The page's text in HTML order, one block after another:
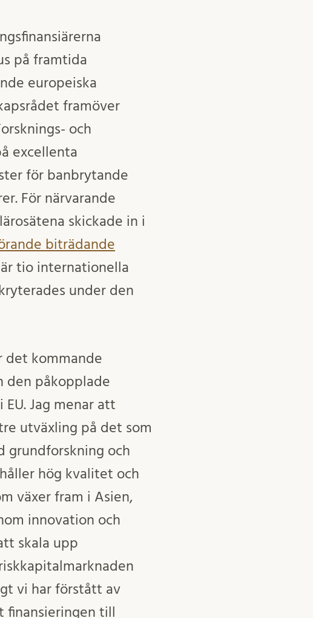
på framtida
europeiska
framöver
och
excellenta
för banbrytande
För närvarande
skickade in i
biträdande
tio internationella
under den
det kommande
den påkopplade
Jag menar att
utväxling på det som
grundforskning och
hög kvalitet och
växer fram i Asien,
innovation och
skala upp
vi har förstått av
till